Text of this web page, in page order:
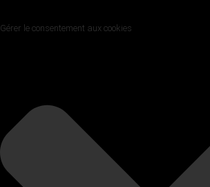
Gérer le consentement aux cookies